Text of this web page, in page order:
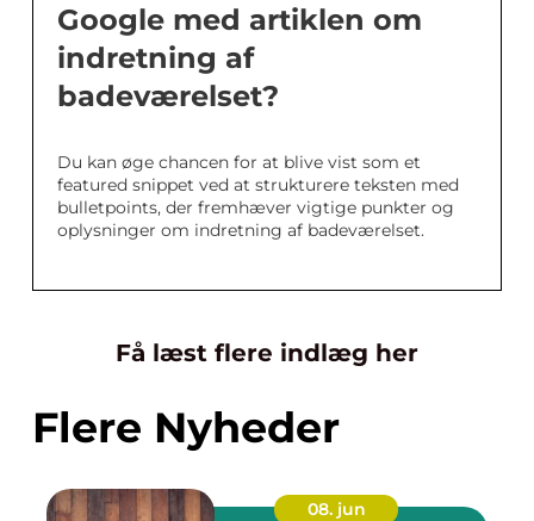
Google med artiklen om
indretning af
badeværelset?
Du kan øge chancen for at blive vist som et
featured snippet ved at strukturere teksten med
bulletpoints, der fremhæver vigtige punkter og
oplysninger om indretning af badeværelset.
Få læst flere indlæg her
Flere Nyheder
08. jun